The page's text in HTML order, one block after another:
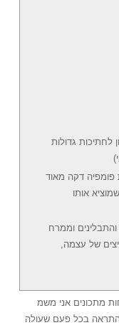
גדולות
פומפיה דקה מאוד
אותו
וממרח
של עצמה,
מתכונים אני משמ
התראה בכל פעם שעולה